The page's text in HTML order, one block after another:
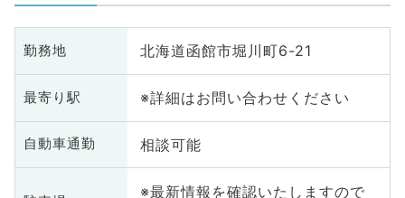
勤務地 北海道函館市堀川町6-21
最寄り駅 ※詳細はお問い合わせください
自動車通勤 相談可能
※最新情報を確認いたしますので